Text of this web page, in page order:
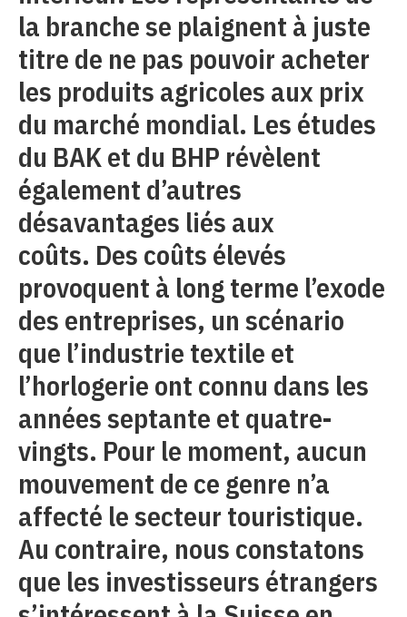
la branche se plaignent à juste
titre de ne pas pouvoir acheter
les produits agricoles aux prix
du marché mondial. Les études
du BAK et du BHP révèlent
également d’autres
désavantages liés aux
coûts. Des coûts élevés
provoquent à long terme l’exode
des entreprises, un scénario
que l’industrie textile et
l’horlogerie ont connu dans les
années septante et quatre-
vingts. Pour le moment, aucun
mouvement de ce genre n’a
affecté le secteur touristique.
Au contraire, nous constatons
que les investisseurs étrangers